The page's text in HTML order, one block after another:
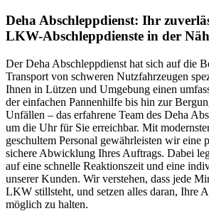
Deha Abschleppdienst: Ihr
LKW-Abschleppdienste in der
Der Deha Abschleppdienst hat sich auf die
Transport von schweren Nutzfahrzeugen
Ihnen in Lützen und Umgebung einen
der einfachen Pannenhilfe bis hin zur
Unfällen – das erfahrene Team des Deha
um die Uhr für Sie erreichbar. Mit
geschultem Personal gewährleisten wir eine
sichere Abwicklung Ihres Auftrags. Dabei
auf eine schnelle Reaktionszeit und eine
unserer Kunden. Wir verstehen, dass jede
LKW stillsteht, und setzen alles daran, Ihre
möglich zu halten.